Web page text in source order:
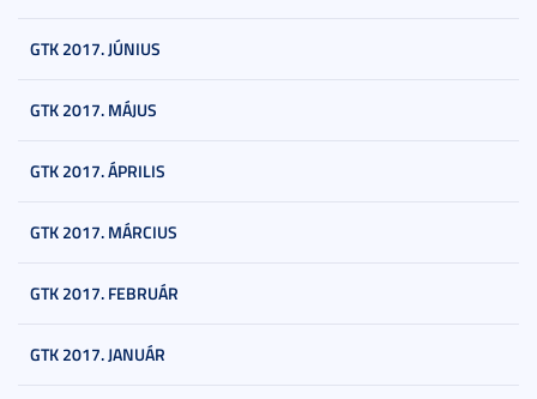
GTK 2017. JÚNIUS
GTK 2017. MÁJUS
GTK 2017. ÁPRILIS
GTK 2017. MÁRCIUS
GTK 2017. FEBRUÁR
GTK 2017. JANUÁR